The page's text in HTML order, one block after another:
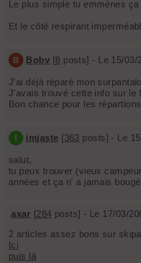
Le plus simple tu emmènes
Et le côté respirant
B Bobv [8 posts] - Le 15/03/
J'ai déjà réparé mon
J'avais trouvé cette info sur le
Bon chance pour les
I imjaste [363 posts] - Le
salut,
tu peux trouver (vieux
années et ça n' a jamais
axar [284 posts] - Le 17/03/
2 articles assez bons sur
Ici
puis là